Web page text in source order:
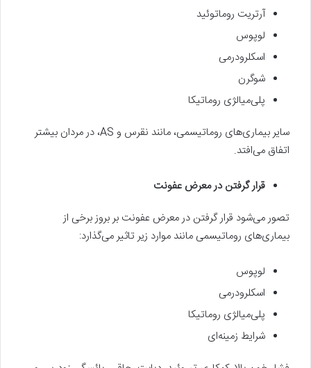
آرتریت روماتوئید
لوپوس
اسکلرودرمی
شوگرن
پلی‌میالژی روماتیکا
سایر بیماری‌های روماتیسمی، مانند نقرس و AS، در مردان بیشتر
اتفاق می‌افتد.
قرار گرفتن در معرض عفونت
تصور می‌شود قرار گرفتن در معرض عفونت بر بروز برخی از
بیماری‌های روماتیسمی مانند موارد زیر تاثیر می‌گذارد:
لوپوس
اسکلرودرمی
پلی‌میالژی روماتیکا
شرایط زمینه‌ای